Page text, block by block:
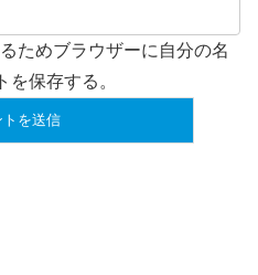
ためブラウザーに自分の名
保存する。